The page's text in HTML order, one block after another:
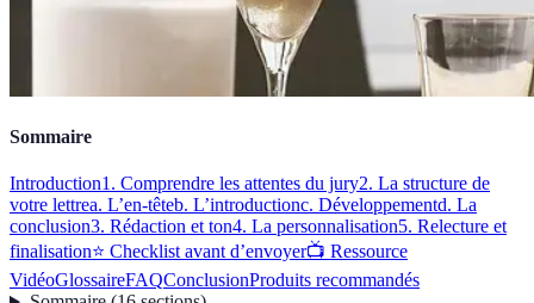
Sommaire
Introduction1. Comprendre les attentes du jury2. La structure de
votre lettrea. L’en-têteb. L’introductionc. Développementd. La
conclusion3. Rédaction et ton4. La personnalisation5. Relecture et
finalisation⭐ Checklist avant d’envoyer📺 Ressource
VidéoGlossaireFAQConclusionProduits recommandés